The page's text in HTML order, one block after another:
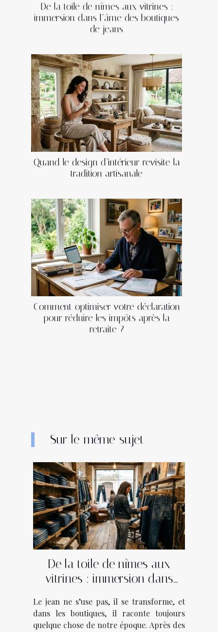
De la toile de nîmes aux vitrines :
immersion dans l’âme des boutiques
de jeans
Quand le design d’intérieur revisite la
tradition artisanale
Comment optimiser votre déclaration
pour réduire les impôts après la
retraite ?
Sur le même sujet
De la toile de nîmes aux
vitrines : immersion dans
Le jean ne s’use pas, il se transforme, et
dans les boutiques, il raconte toujours
quelque chose de notre époque. Après des